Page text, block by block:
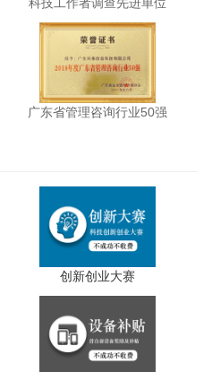
技股份有限公司
市
业
和
信
门
有限公司
市
工
信
息
广东省管理咨询行业50强
创新创业大赛